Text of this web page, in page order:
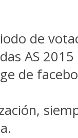
de
AS
de